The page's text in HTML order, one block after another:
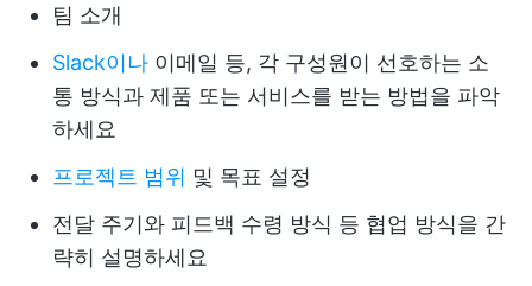
팀 소개
Slack이나 이메일 등, 각 구성원이 선호하는 소
통 방식과 제품 또는 서비스를 받는 방법을 파악
하세요
프로젝트 범위 및 목표 설정
전달 주기와 피드백 수령 방식 등 협업 방식을 간
략히 설명하세요